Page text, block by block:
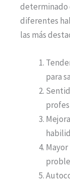
determinado
diferentes
las más
para